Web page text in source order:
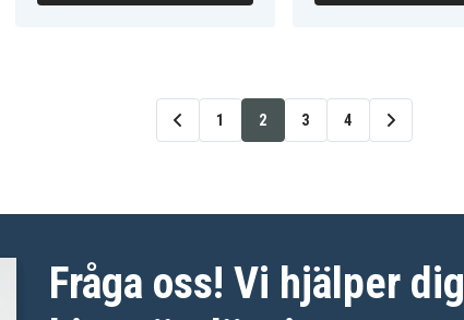
1 2 3 4
Fråga oss! Vi hjälper dig